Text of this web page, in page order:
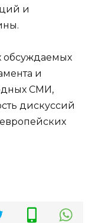
и
обсуждаемых
и
СМИ,
дискуссий